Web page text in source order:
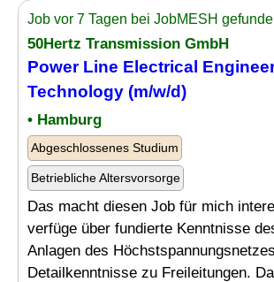
Job vor 7 Tagen bei JobMESH
50Hertz Transmission GmbH
Power Line Electrical
Technology (m/w/d)
• Hamburg
Abgeschlossenes Studium
Betriebliche Altersvorsorge
Das macht diesen Job für mich
verfüge über fundierte Kenntnisse
Anlagen des
Detailkenntnisse zu Freileitungen.